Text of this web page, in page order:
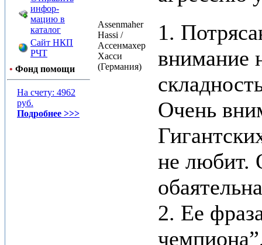
инфор-
мацию в
каталог
Сайт НКП
РЧТ
• Фонд помощи
На счету: 4962
руб.
Подробнее >>>
Assenmaher
Hassi /
Ассенмахер
Хасси
(Германия)
1.
внимание
Очень
не любит.
2. Ее